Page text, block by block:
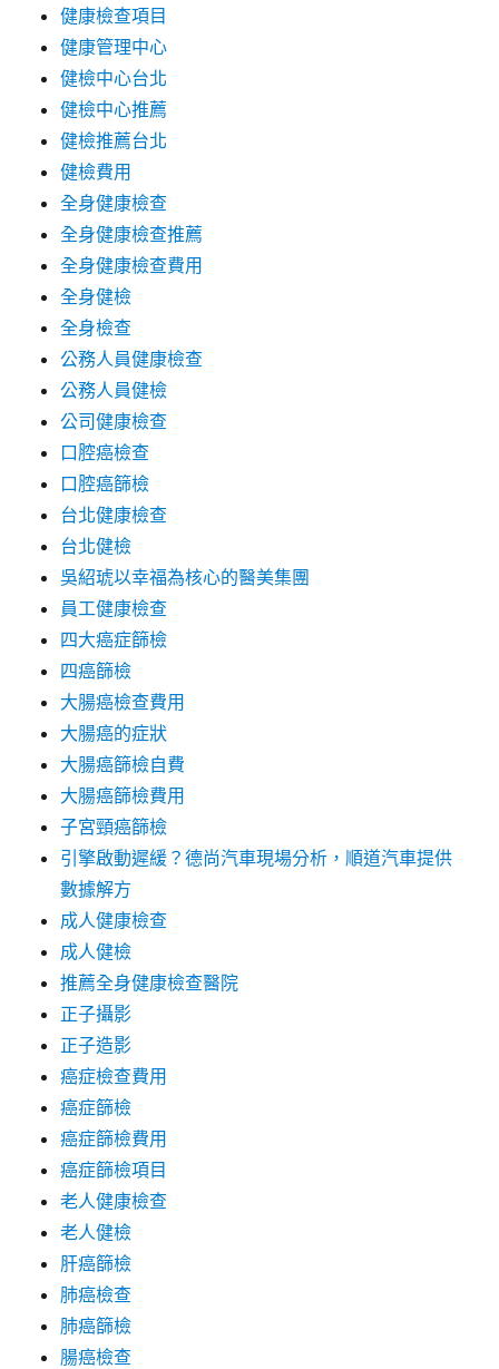
健康檢查項目
健康管理中心
健檢中心台北
健檢中心推薦
健檢推薦台北
健檢費用
全身健康檢查
全身健康檢查推薦
全身健康檢查費用
全身健檢
全身檢查
公務人員健康檢查
公務人員健檢
公司健康檢查
口腔癌檢查
口腔癌篩檢
台北健康檢查
台北健檢
吳紹琥以幸福為核心的醫美集團
員工健康檢查
四大癌症篩檢
四癌篩檢
大腸癌檢查費用
大腸癌的症狀
大腸癌篩檢自費
大腸癌篩檢費用
子宮頸癌篩檢
引擎啟動遲緩？德尚汽車現場分析，順道汽車提供
數據解方
成人健康檢查
成人健檢
推薦全身健康檢查醫院
正子攝影
正子造影
癌症檢查費用
癌症篩檢
癌症篩檢費用
癌症篩檢項目
老人健康檢查
老人健檢
肝癌篩檢
肺癌檢查
肺癌篩檢
腸癌檢查